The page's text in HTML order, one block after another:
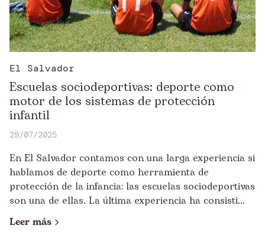
El Salvador
Escuelas sociodeportivas: deporte como
motor de los sistemas de protección
infantil
29/07/2025
En El Salvador contamos con una larga experiencia si
hablamos de deporte como herramienta de
protección de la infancia: las escuelas sociodeportivas
son una de ellas. La última experiencia ha consisti...
Leer más